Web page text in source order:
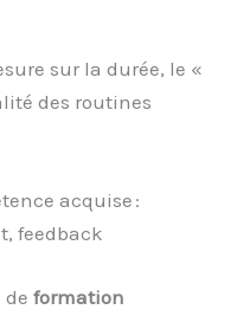
sur la durée, le «
des routines
acquise :
feedback
deformation